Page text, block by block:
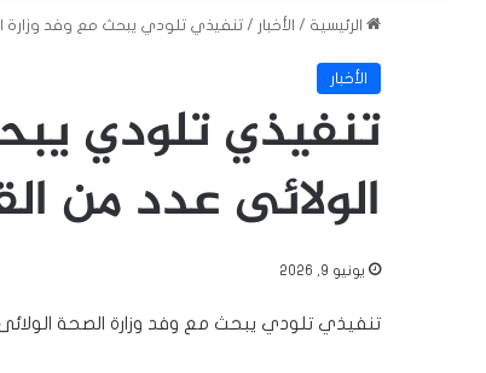
الرئيسية / الأخبار / تنفيذي تلودي يبحث مع وفد وزارة
الأخبار
تنفيذي تلودي
الولائى عدد من
يونيو 9, 2026
تنفيذي تلودي يبحث مع وفد وزارة الصحة